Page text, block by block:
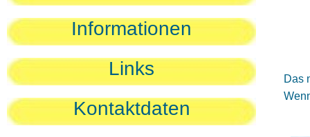
Informationen
Links
Kontaktdaten
Das